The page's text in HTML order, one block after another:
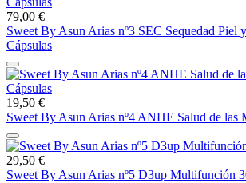
79,00 €
Sweet By Asun Arias nº3 SEC Sequedad Piel
Cápsulas
19,50 €
Sweet By Asun Arias nº4 ANHE Salud de las
29,50 €
Sweet By Asun Arias nº5 D3up Multifunción